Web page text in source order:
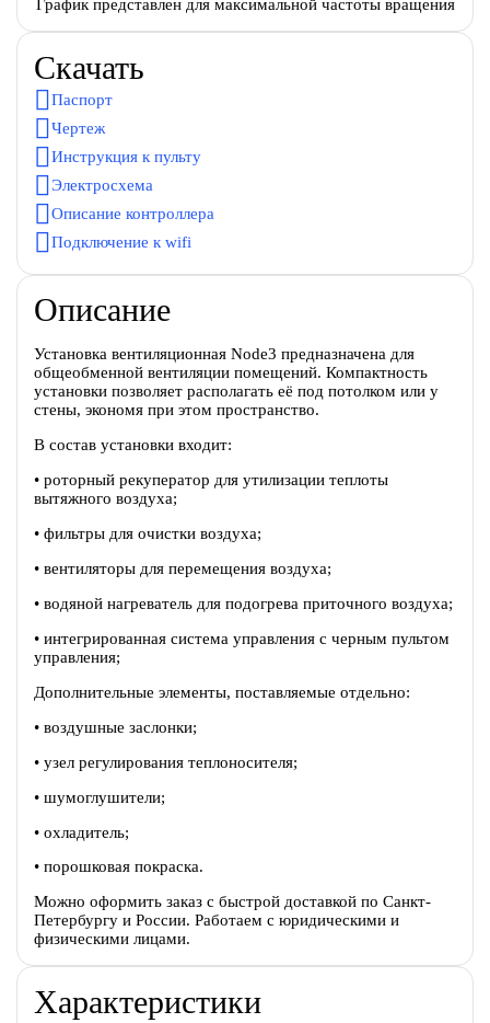
График представлен для максимальной частоты вращения
Скачать
Паспорт
Чертеж
Инструкция к пульту
Электросхема
Описание контроллера
Подключение к wifi
Описание
Установка вентиляционная Node3 предназначена для
общеобменной вентиляции помещений. Компактность
установки позволяет располагать её под потолком или у
стены, экономя при этом пространство.
В состав установки входит:
• роторный рекуператор для утилизации теплоты
вытяжного воздуха;
• фильтры для очистки воздуха;
• вентиляторы для перемещения воздуха;
• водяной нагреватель для подогрева приточного воздуха;
• интегрированная система управления с черным пультом
управления;
Дополнительные элементы, поставляемые отдельно:
• воздушные заслонки;
• узел регулирования теплоносителя;
• шумоглушители;
• охладитель;
• порошковая покраска.
Можно оформить заказ с быстрой доставкой по Санкт-
Петербургу и России. Работаем с юридическими и
физическими лицами.
Характеристики